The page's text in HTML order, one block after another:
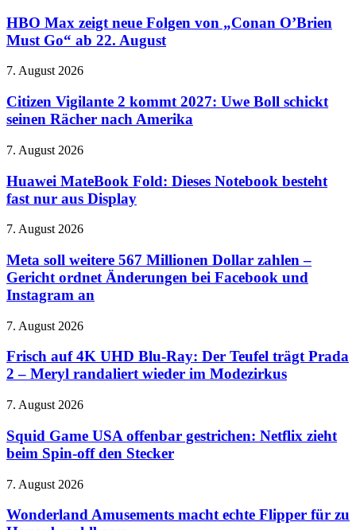
zeigt
neue
Folgen
„Conan
Must
Go“
22.
HBO Max zeigt neue Folgen von „Conan O’Brien
Must Go“ ab 22. August
Citizen
2
kommt
2027:
Boll
seinen
Rächer
Amerika
7. August 2026
Citizen Vigilante 2 kommt 2027: Uwe Boll schickt
seinen Rächer nach Amerika
Huawei
Fold:
Dieses
Notebook
fast
aus
Display
7. August 2026
Huawei MateBook Fold: Dieses Notebook besteht
fast nur aus Display
Meta
weitere
567
Millionen
Dollar
–
ordnet
Änderungen
Facebook
Instagram
an
7. August 2026
Meta soll weitere 567 Millionen Dollar zahlen –
Gericht ordnet Änderungen bei Facebook und
Instagram an
Frisch
4K
UHD
Blu-
Der
trägt
Prada
–
randaliert
wieder
7. August 2026
Frisch auf 4K UHD Blu-Ray: Der Teufel trägt Prada
2 – Meryl randaliert wieder im Modezirkus
Squid
USA
offenbar
gestrichen:
zieht
Spin-
7. August 2026
Squid Game USA offenbar gestrichen: Netflix zieht
beim Spin-off den Stecker
Wonderland
macht
echte
7. August 2026
Wonderland Amusements macht echte Flipper für zu